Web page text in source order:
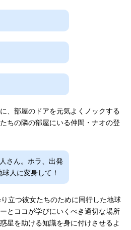
、部屋のドアを元気よくノックする
ちの隣の部屋にいる仲間・ナオの登
さん。ホラ、出発
人に変身して！
立つ彼女たちのために同行した地球
とココが学びにいくべき適切な場所
星を助ける知識を身に付けさせるよ